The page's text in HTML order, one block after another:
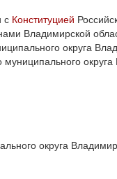
с Конституцией
Владимирской
округа
округа